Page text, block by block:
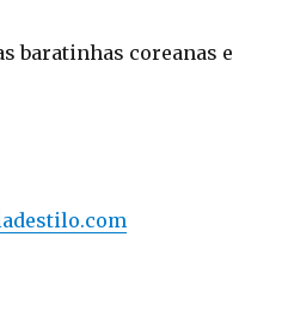
baratinhas coreanas e